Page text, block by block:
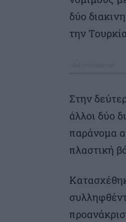
δύο
την
Στην
άλλοι δύο
παράνομα
πλαστική